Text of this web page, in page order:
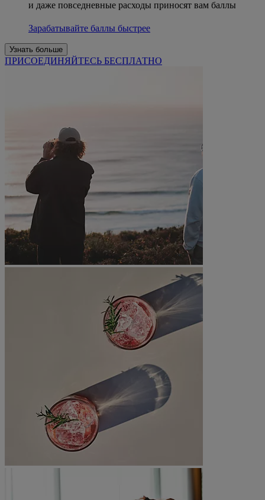
и даже повседневные расходы приносят вам баллы
Зарабатывайте баллы быстрее
Узнать больше
ПРИСОЕДИНЯЙТЕСЬ БЕСПЛАТНО